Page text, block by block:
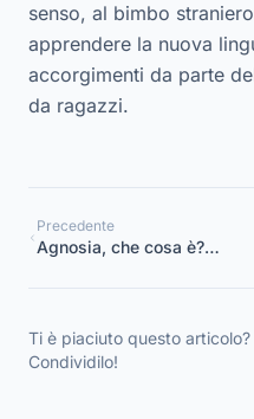
senso, al bimbo
apprendere la nuova
accorgimenti da parte
da ragazzi.
Precedente
Agnosia, che cosa è?
Ti è piaciuto questo articolo?
Condividilo!